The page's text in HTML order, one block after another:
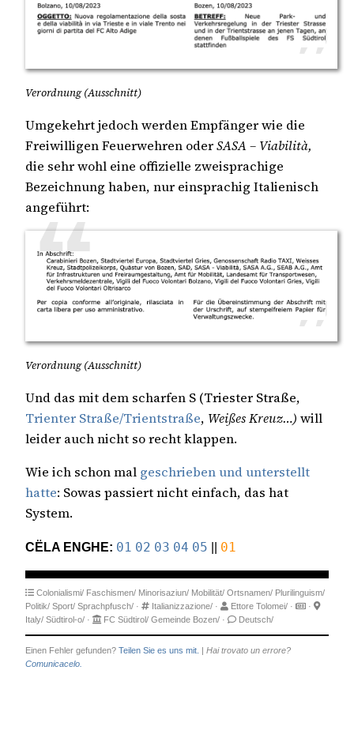
Verordnung (Ausschnitt)
Umgekehrt jedoch werden Empfänger wie die
Freiwilligen Feuerwehren oderSASA – Viabilità,
die sehr wohl eine offizielle zweisprachige
Bezeichnung haben, nur einsprachig Italienisch
angeführt:
Verordnung (Ausschnitt)
Und das mit dem scharfen S (Triester Straße,
Trienter Straße/Trientstraße, Weißes Kreuz…) will
leider auch nicht so recht klappen.
Wie ich schon mal geschrieben und unterstellt
hatte: Sowas passiert nicht einfach, das hat
System.
CËLA ENGHE: 01 02 03 04 05 || 01
Colonialismi/ Faschismen/ Minorisaziun/ Mobilität/ Ortsnamen/ Plurilinguism/
Politik/ Sport/ Sprachpfusch/ · Italianizzazione/ · Ettore Tolomei/ ·
·
Italy/ Südtirol-o/ · FC Südtirol/ Gemeinde Bozen/ · Deutsch/
Einen Fehler gefunden? Teilen Sie es uns mit. | Hai trovato un errore?
Comunicacelo.